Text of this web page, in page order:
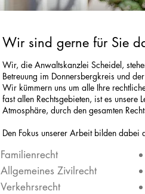
Wir sind gerne für Sie
Wir, die Anwaltskanzlei Scheidel,
Betreuung im Donnersbergkreis und
Wir kümmern uns um alle Ihre
fast allen Rechtsgebieten, ist es
Atmosphäre, durch den gesamten
Den Fokus unserer Arbeit bilden dabei
Familienrecht
Allgemeines Zivilrecht
Verkehrsrecht